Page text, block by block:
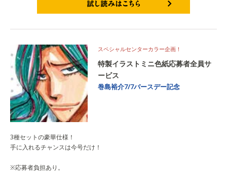
スペシャルセンターカラー企画！
特製イラストミニ色紙応募者全員サ
ービス
巻島裕介7/7バースデー記念
3種セットの豪華仕様！
手に入れるチャンスは今号だけ！
※応募者負担あり。